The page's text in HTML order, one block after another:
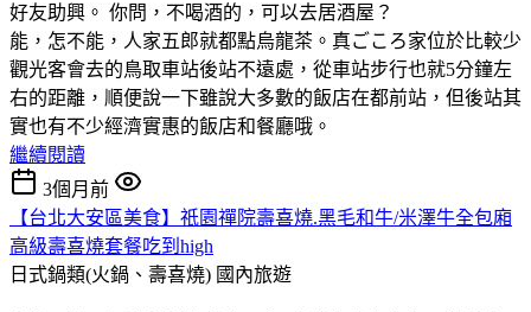
好友助興。 你問，不喝酒的，可以去居酒屋？
能，怎不能，人家五郎就都點烏龍茶。真ごころ家位於比較少
觀光客會去的鳥取車站後站不遠處，從車站步行也就5分鐘左
右的距離，順便說一下雖說大多數的飯店在都前站，但後站其
實也有不少經濟實惠的飯店和餐廳哦。
繼續閱讀
3個月前
【台北大安區美食】祇園禪院壽喜燒.黑毛和牛/米澤牛全包廂
高級壽喜燒套餐吃到high
日式鍋類(火鍋、壽喜燒) 國內旅遊